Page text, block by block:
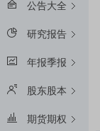
公告大全
研究报告
年报季报
股东股本
期货期权